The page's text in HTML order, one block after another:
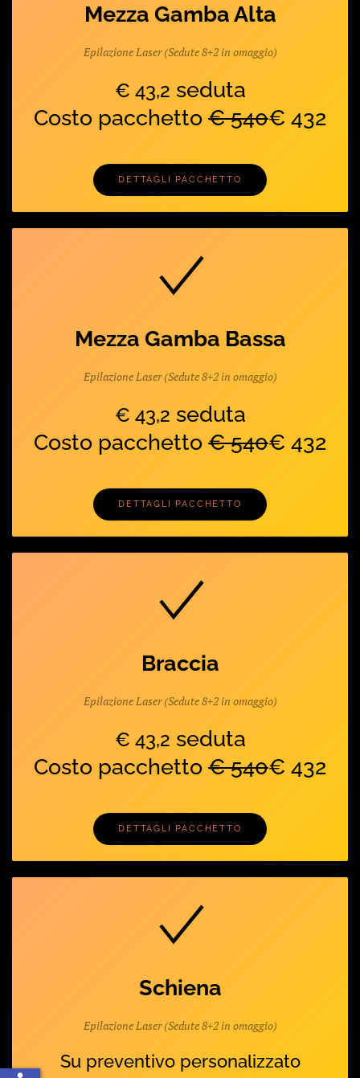
Mezza Gamba Alta
Epilazione Laser (Sedute 8+2 in omaggio)
€ 43,2 seduta
Costo pacchetto € 540€ 432
DETTAGLI PACCHETTO
Mezza Gamba Bassa
Epilazione Laser (Sedute 8+2 in omaggio)
€ 43,2 seduta
Costo pacchetto € 540€ 432
DETTAGLI PACCHETTO
Braccia
Epilazione Laser (Sedute 8+2 in omaggio)
€ 43,2 seduta
Costo pacchetto € 540€ 432
DETTAGLI PACCHETTO
Schiena
Epilazione Laser (Sedute 8+2 in omaggio)
Su preventivo personalizzato